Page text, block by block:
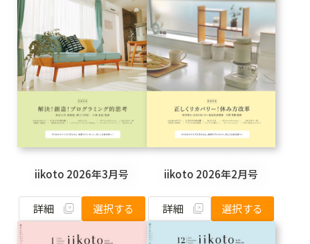
iikoto 2026年3月号
詳細 選択する
iikoto 2026年2月号
詳細 選択する